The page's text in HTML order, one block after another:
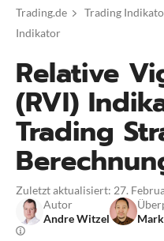
Trading.de Trading
Indikator
Relative
(RVI)
Trading
Zuletzt aktualisiert: 27.
Autor
Andre Witzel